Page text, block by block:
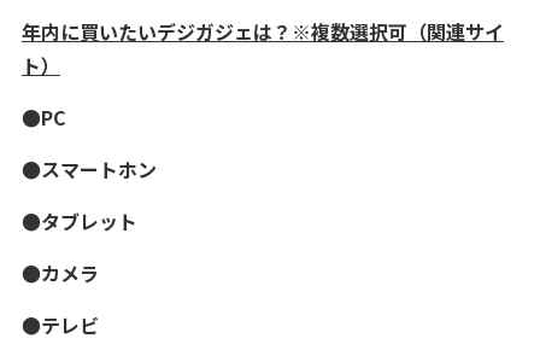
年内に買いたいデジガジェは？※複数選択可（関連サイ
ト）
●PC
●スマートホン
●タブレット
●カメラ
●テレビ